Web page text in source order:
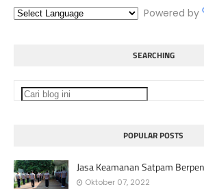
Powered by
SEARCHING
POPULAR POSTS
Jasa Keamanan Satpam
Oktober 07, 2022